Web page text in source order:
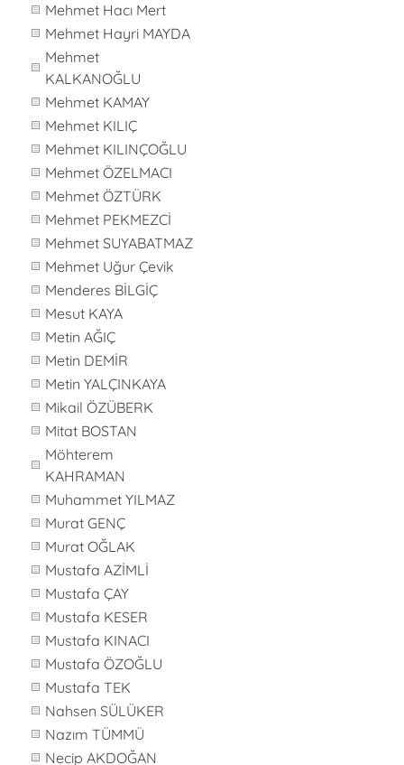
Mehmet Hacı Mert
Mehmet Hayri MAYDA
Mehmet
KALKANOĞLU
Mehmet KAMAY
Mehmet KILIÇ
Mehmet KILINÇOĞLU
Mehmet ÖZELMACI
Mehmet ÖZTÜRK
Mehmet PEKMEZCİ
Mehmet SUYABATMAZ
Mehmet Uğur Çevik
Menderes BİLGİÇ
Mesut KAYA
Metin AĞIÇ
Metin DEMİR
Metin YALÇINKAYA
Mikail ÖZÜBERK
Mitat BOSTAN
Möhterem
KAHRAMAN
Muhammet YILMAZ
Murat GENÇ
Murat OĞLAK
Mustafa AZİMLİ
Mustafa ÇAY
Mustafa KESER
Mustafa KINACI
Mustafa ÖZOĞLU
Mustafa TEK
Nahsen SÜLÜKER
Nazım TÜMMÜ
Necip AKDOĞAN